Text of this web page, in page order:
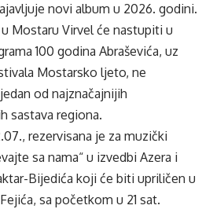
novi album u 2026. godini.
Mostaru Virvel će nastupiti u
100 godina Abraševića, uz
Mostarsko ljeto, ne
od najznačajnijih
sastava regiona.
rezervisana je za muzički
sa nama“ u izvedbi Azera i
Bijedića koji će biti upriličen u
sa početkom u 21 sat.